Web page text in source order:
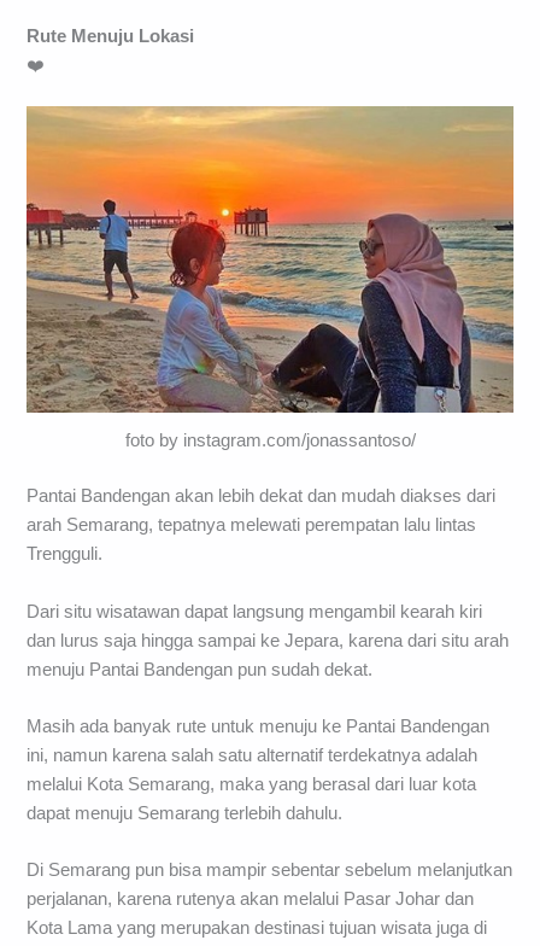
Rute Menuju Lokasi
❤️
foto by instagram.com/jonassantoso/
Pantai Bandengan akan lebih dekat dan mudah diakses dari
arah Semarang, tepatnya melewati perempatan lalu lintas
Trengguli.
Dari situ wisatawan dapat langsung mengambil kearah kiri
dan lurus saja hingga sampai ke Jepara, karena dari situ arah
menuju Pantai Bandengan pun sudah dekat.
Masih ada banyak rute untuk menuju ke Pantai Bandengan
ini, namun karena salah satu alternatif terdekatnya adalah
melalui Kota Semarang, maka yang berasal dari luar kota
dapat menuju Semarang terlebih dahulu.
Di Semarang pun bisa mampir sebentar sebelum melanjutkan
perjalanan, karena rutenya akan melalui Pasar Johar dan
Kota Lama yang merupakan destinasi tujuan wisata juga di